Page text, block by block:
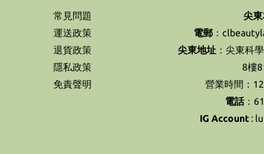
常見問題
運送政策
退貨政策
隱私政策
免責聲明
尖
電郵：
尖東地址 ：尖東科
8樓
營業時間：
電話：
IG Account :